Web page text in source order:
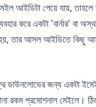
আইডিটা পেয়ে যায়,
করে একটা 'বার্নার' বা
তার আসল আইডিতে কিছু
ডাউনলোডের জন্য একটা
রকম প্রমোশনাল মেইলে।